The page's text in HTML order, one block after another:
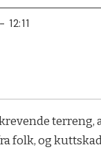
terreng,
folk, og